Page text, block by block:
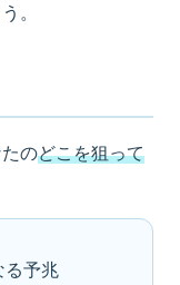
。
のどこを狙って
る予兆